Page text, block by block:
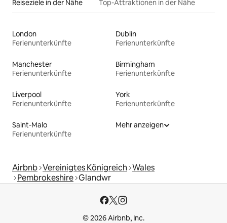
Reiseziele in der Nähe Top-Attraktionen in der Nähe
London
Ferienunterkünfte
Dublin
Ferienunterkünfte
Manchester
Ferienunterkünfte
Birmingham
Ferienunterkünfte
Liverpool
Ferienunterkünfte
York
Ferienunterkünfte
Saint-Malo
Ferienunterkünfte
Mehr anzeigen
Airbnb Vereinigtes Königreich Wales
Pembrokeshire Glandwr
© 2026 Airbnb, Inc.